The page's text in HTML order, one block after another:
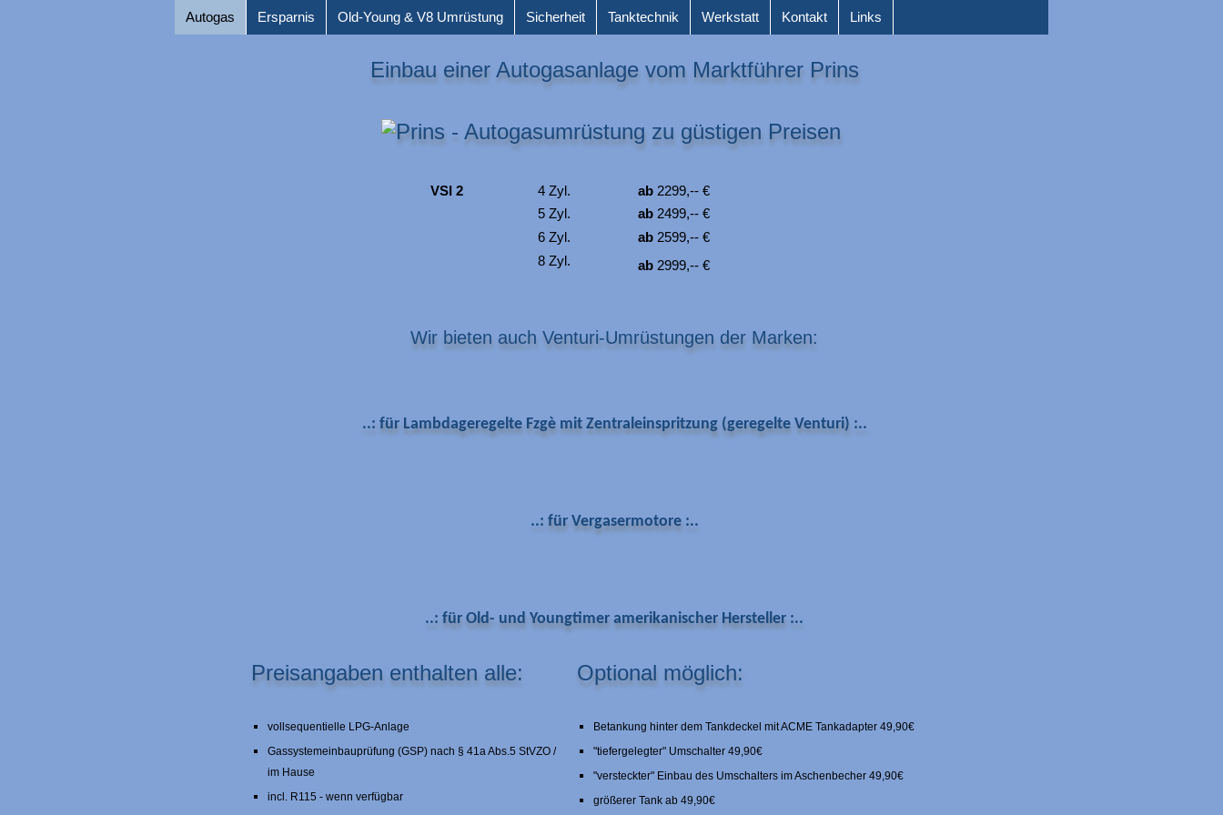
Autogas Ersparnis Old-Young & V8 Umrüstung Sicherheit Tanktechnik Werkstatt Kontakt Links
Einbau einer Autogasanlage vom MarktführerPrins
VSI 2 4 Zyl. ab 2299,-- €
5 Zyl.
ab 2499,-- €
6 Zyl.
ab 2599,-- €
8 Zyl.
ab 2999,-- €
Wir bieten auch Venturi-Umrüstungen der Marken:
..: für Lambdageregelte Fzgè mit Zentraleinspritzung (geregelte Venturi) :..
..: für Vergasermotore :..
..: für Old- und Youngtimer amerikanischer Hersteller :..
Preisangaben enthalten alle:
vollsequentielle LPG-Anlage
Gassystemeinbauprüfung (GSP) nach § 41a Abs.5 StVZO /
im Hause
incl. R115 - wenn verfügbar
Optional möglich:
Betankung hinter dem Tankdeckel mit ACME Tankadapter 49,90€
"tiefergelegter" Umschalter 49,90€
"versteckter" Einbau des Umschalters im Aschenbecher 49,90€
größerer Tank ab 49,90€